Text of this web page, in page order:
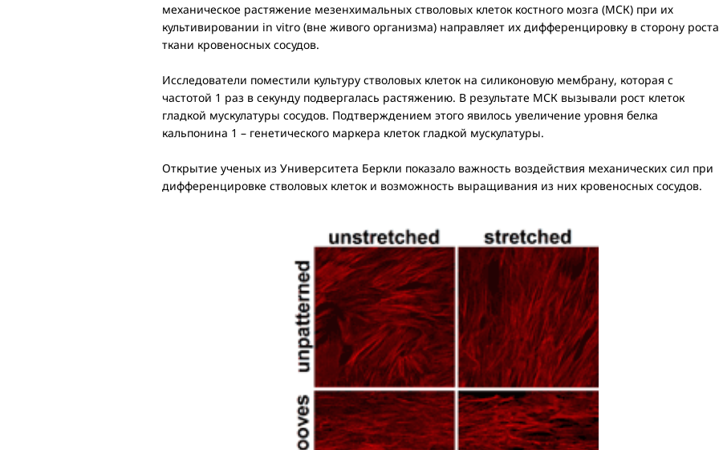
механическое растяжение мезенхимальных стволовых клеток костного мозга (МСК) при их
культивировании in vitro (вне живого организма) направляет их дифференцировку в сторону роста
ткани кровеносных сосудов.
Исследователи поместили культуру стволовых клеток на силиконовую мембрану, которая с
частотой 1 раз в секунду подвергалась растяжению. В результате МСК вызывали рост клеток
гладкой мускулатуры сосудов. Подтверждением этого явилось увеличение уровня белка
кальпонина 1 – генетического маркера клеток гладкой мускулатуры.
Открытие ученых из Университета Беркли показало важность воздействия механических сил при
дифференцировке стволовых клеток и возможность выращивания из них кровеносных сосудов.